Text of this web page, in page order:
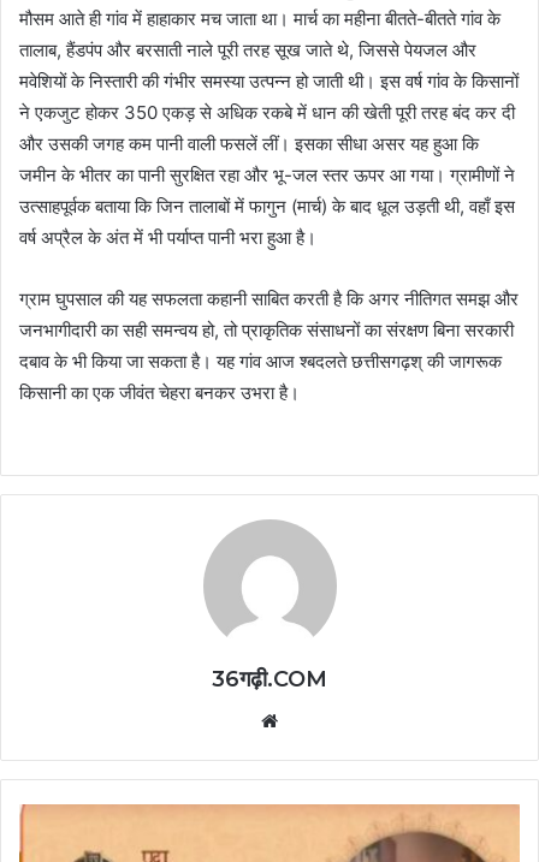
मौसम आते ही गांव में हाहाकार मच जाता था। मार्च का महीना बीतते-बीतते गांव के
तालाब, हैंडपंप और बरसाती नाले पूरी तरह सूख जाते थे, जिससे पेयजल और
मवेशियों के निस्तारी की गंभीर समस्या उत्पन्न हो जाती थी। इस वर्ष गांव के किसानों
ने एकजुट होकर 350 एकड़ से अधिक रकबे में धान की खेती पूरी तरह बंद कर दी
और उसकी जगह कम पानी वाली फसलें लीं। इसका सीधा असर यह हुआ कि
जमीन के भीतर का पानी सुरक्षित रहा और भू-जल स्तर ऊपर आ गया। ग्रामीणों ने
उत्साहपूर्वक बताया कि जिन तालाबों में फागुन (मार्च) के बाद धूल उड़ती थी, वहाँ इस
वर्ष अप्रैल के अंत में भी पर्याप्त पानी भरा हुआ है।
ग्राम घुपसाल की यह सफलता कहानी साबित करती है कि अगर नीतिगत समझ और
जनभागीदारी का सही समन्वय हो, तो प्राकृतिक संसाधनों का संरक्षण बिना सरकारी
दबाव के भी किया जा सकता है। यह गांव आज श्बदलते छत्तीसगढ़श् की जागरूक
किसानी का एक जीवंत चेहरा बनकर उभरा है।
36गढ़ी.COM